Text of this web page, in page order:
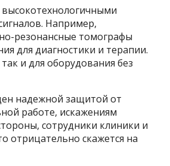
Например,
резонансные томографы
для диагностики и терапии.
и для оборудования без
надежной защитой от
работе, искажениям
сотрудники клиники и
отрицательно скажется на